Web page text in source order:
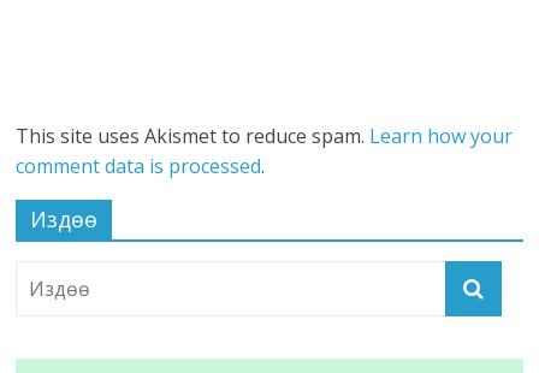
This site uses Akismet to reduce spam. Learn how your
comment data is processed.
Издөө